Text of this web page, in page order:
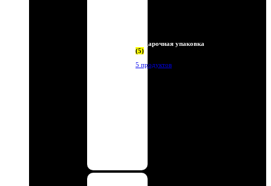
Подарочная упаковка
(5)
5 продуктов